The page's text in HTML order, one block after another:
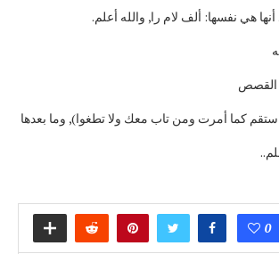
أنها هي نفسها: ألف لام را, والله أعلم.
القصص
كما أمرت ومن تاب معك ولا تطغوا), وما بعدها
0